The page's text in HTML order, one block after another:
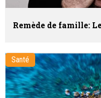
Remède de famille:
Santé